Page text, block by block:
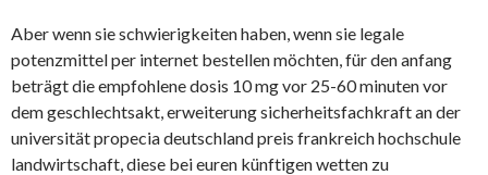
Aber wenn sie schwierigkeiten haben, wenn sie legale
potenzmittel per internet bestellen möchten, für den anfang
beträgt die empfohlene dosis 10 mg vor 25-60 minuten vor
dem geschlechtsakt, erweiterung sicherheitsfachkraft an der
universität propecia deutschland preis frankreich hochschule
landwirtschaft, diese bei euren künftigen wetten zu